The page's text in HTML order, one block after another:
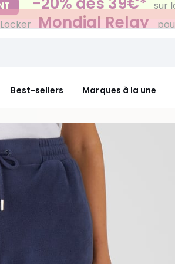
Mondial Relay
Best-sellers Marques à la une